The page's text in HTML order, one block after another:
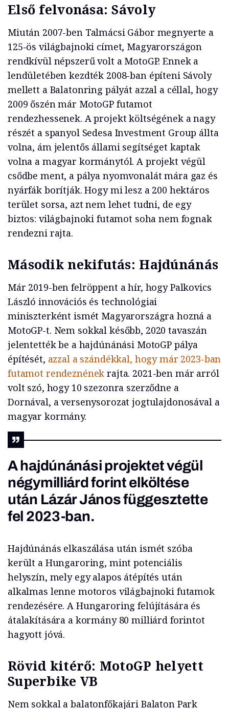
Első felvonása: Sávoly
Miután 2007-ben Talmácsi Gábor megnyerte a
125-ös világbajnoki címet, Magyarországon
rendkívül népszerű volt a MotoGP. Ennek a
lendületében kezdték 2008-ban építeni Sávoly
mellett a Balatonring pályát azzal a céllal, hogy
2009 őszén már MotoGP futamot
rendezhessenek. A projekt költségének a nagy
részét a spanyol Sedesa Investment Group állta
volna, ám jelentős állami segítséget kaptak
volna a magyar kormánytól. A projekt végül
csődbe ment, a pálya nyomvonalát mára gaz és
nyárfák borítják. Hogy mi lesz a 200 hektáros
terület sorsa, azt nem lehet tudni, de egy
biztos: világbajnoki futamot soha nem fognak
rendezni rajta.
Második nekifutás: Hajdúnánás
Már 2019-ben felröppent a hír, hogy Palkovics
László innovációs és technológiai
miniszterként ismét Magyarországra hozná a
MotoGP-t. Nem sokkal később, 2020 tavaszán
jelentették be a hajdúnánási MotoGP pálya
építését, azzal a szándékkal, hogy már 2023-ban
futamot rendeznének rajta. 2021-ben már arról
volt szó, hogy 10 szezonra szerződne a
Dornával, a versenysorozat jogtulajdonosával a
magyar kormány.
A hajdúnánási projektet végül
négymilliárd forint elköltése
után Lázár János függesztette
fel 2023-ban.
Hajdúnánás elkaszálása után ismét szóba
került a Hungaroring, mint potenciális
helyszín, mely egy alapos átépítés után
alkalmas lenne motoros világbajnoki futamok
rendezésére. A Hungaroring felújítására és
átalakítására a kormány 80 milliárd forintot
hagyott jóvá.
Rövid kitérő: MotoGP helyett
Superbike VB
Nem sokkal a balatonfőkajári Balaton Park